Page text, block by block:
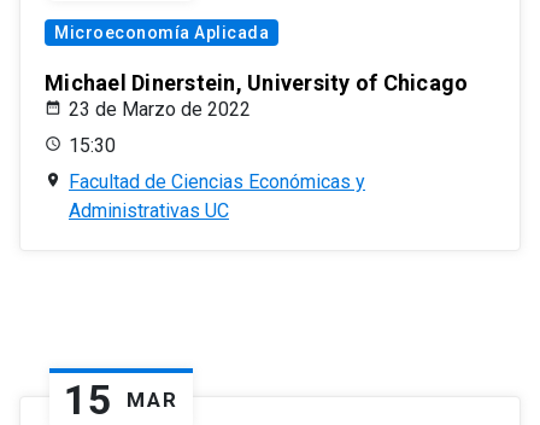
Microeconomía Aplicada
Michael Dinerstein, University of Chicago
23 de Marzo de 2022
15:30
Facultad de Ciencias Económicas y
Administrativas UC
15 MAR